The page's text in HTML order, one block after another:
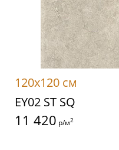
120x120 см
EY02 ST SQ
11 420 р/м2